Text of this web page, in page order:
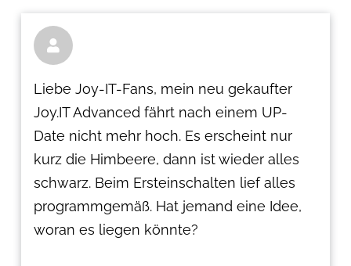

Liebe Joy-IT-Fans, mein neu gekaufter
Joy.IT Advanced fährt nach einem UP-
Date nicht mehr hoch. Es erscheint nur
kurz die Himbeere, dann ist wieder alles
schwarz. Beim Ersteinschalten lief alles
programmgemäß. Hat jemand eine Idee,
woran es liegen könnte?